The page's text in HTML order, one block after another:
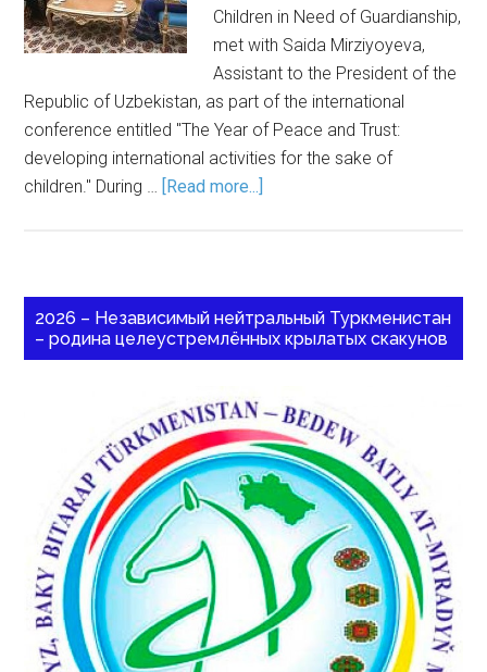
Children in Need of Guardianship,
met with Saida Mirziyoyeva,
Assistant to the President of the
Republic of Uzbekistan, as part of the international
conference entitled "The Year of Peace and Trust:
developing international activities for the sake of
children." During … [Read more...]
2026 – Независимый нейтральный Туркменистан
– родина целеустремлённых крылатых скакунов